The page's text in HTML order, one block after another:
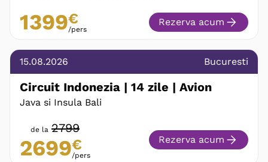
1399€
/pers
Rezerva acum
15.08.2026 Bucuresti
Circuit Indonezia | 14 zile | Avion
Java si Insula Bali
de la 2799
2699€
/pers
Rezerva acum